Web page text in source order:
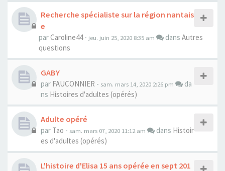
Recherche spécialiste sur la région nantais
e
parCaroline44- jeu. juin 25, 2020 8:35 am dans Autres
questions
GABY
par FAUCONNIER - sam. mars 14, 2020 2:26 pm
da
ns Histoires d'adultes (opérés)
Adulte opéré
par Tao - sam. mars 07, 2020 11:12 am dans Histoir
es d'adultes (opérés)
L'histoire d'Elisa 15 ans opérée en sept 201